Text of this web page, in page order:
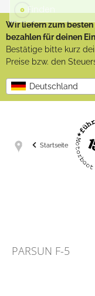
Wir liefern zum
bezahlen für deinen
Bestätige bitte kurz
Preise bzw. den
Deutschland
Startseite
PARSUN F-5